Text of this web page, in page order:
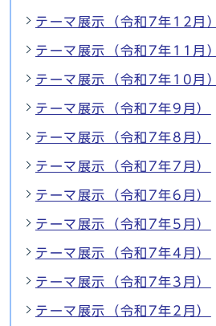
テーマ展示（令和7年12月）
テーマ展示（令和7年11月）
テーマ展示（令和7年10月）
テーマ展示（令和7年9月）
テーマ展示（令和7年8月）
テーマ展示（令和7年7月）
テーマ展示（令和7年6月）
テーマ展示（令和7年5月）
テーマ展示（令和7年4月）
テーマ展示（令和7年3月）
テーマ展示（令和7年2月）